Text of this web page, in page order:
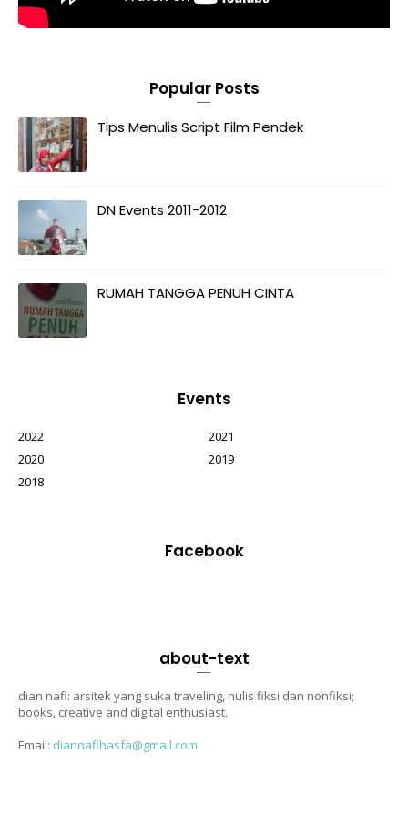
Popular Posts
Tips Menulis Script Film Pendek
DN Events 2011-2012
RUMAH TANGGA PENUH CINTA
Events
2022
2021
2020
2019
2018
Facebook
about-text
dian nafi: arsitek yang suka traveling, nulis fiksi dan nonfiksi;
books, creative and digital enthusiast.
Email: diannafihasfa@gmail.com